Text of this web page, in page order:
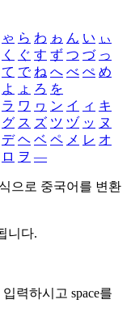
ゃ ら わ ゎ ん い ぃ
く ぐ す ず つ づ っ
て で ね へ べ ぺ め
よ ょ ろ を
ラ ワ ヮ ン イ ィ キ
グ ス ズ ツ ヅ ッ ヌ
デ ヘ ベ ペ メ レ オ
ロ ヲ ―
으로 중국어를 변환
니다.
입력하시고 space를